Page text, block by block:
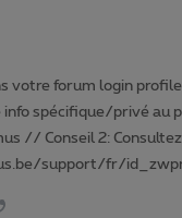
votre forum login
spécifique/privé au
// Conseil 2: Consultez
support/fr/